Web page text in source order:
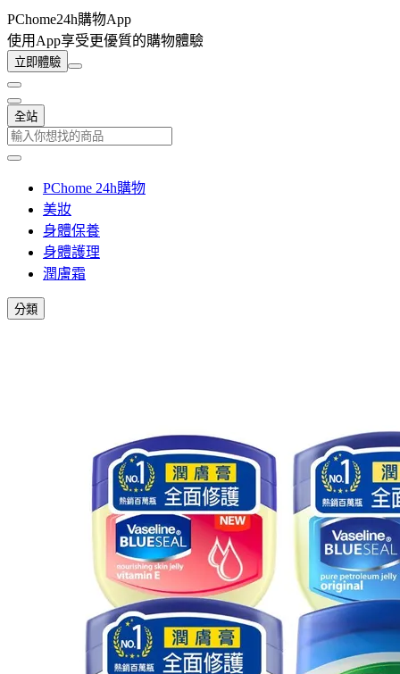
PChome24h購物App
使用App享受更優質的購物體驗
立即體驗
全站
PChome 24h購物
美妝
身體保養
身體護理
潤膚霜
分類